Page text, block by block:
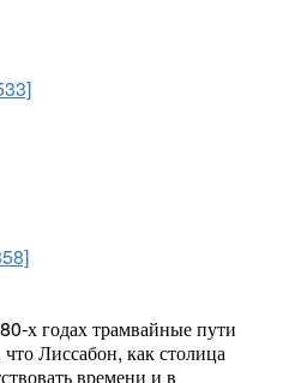
х годах трамвайные пути
Лиссабон, как столица
времени и в